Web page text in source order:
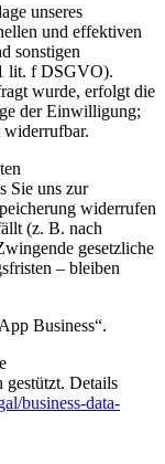
unseres
und effektiven
sonstigen
lit. f DSGVO).
wurde, erfolgt die
der Einwilligung;
Sie uns zur
widerrufen
(z. B. nach
gesetzliche
– bleiben
Business“.
gestützt. Details
business-data-